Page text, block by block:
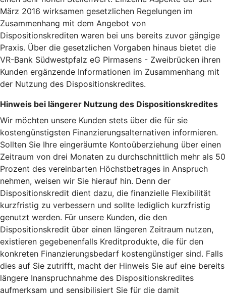
März 2016 wirksamen gesetzlichen Regelungen im
Zusammenhang mit dem Angebot von
Dispositionskrediten waren bei uns bereits zuvor gängige
Praxis. Über die gesetzlichen Vorgaben hinaus bietet die
VR-Bank Südwestpfalz eG Pirmasens - Zweibrücken ihren
Kunden ergänzende Informationen im Zusammenhang mit
der Nutzung des Dispositionskredites.
Hinweis bei längerer Nutzung des Dispositionskredites
Wir möchten unsere Kunden stets über die für sie
kostengünstigsten Finanzierungsalternativen informieren.
Sollten Sie Ihre eingeräumte Kontoüberziehung über einen
Zeitraum von drei Monaten zu durchschnittlich mehr als 50
Prozent des vereinbarten Höchstbetrages in Anspruch
nehmen, weisen wir Sie hierauf hin. Denn der
Dispositionskredit dient dazu, die finanzielle Flexibilität
kurzfristig zu verbessern und sollte lediglich kurzfristig
genutzt werden. Für unsere Kunden, die den
Dispositionskredit über einen längeren Zeitraum nutzen,
existieren gegebenenfalls Kreditprodukte, die für den
konkreten Finanzierungsbedarf kostengünstiger sind. Falls
dies auf Sie zutrifft, macht der Hinweis Sie auf eine bereits
längere Inanspruchnahme des Dispositionskredites
aufmerksam und sensibilisiert Sie für die damit